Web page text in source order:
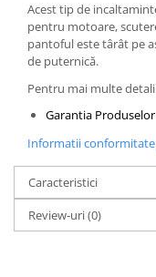
Acest tip de
pentru motoare,
pantoful este târât pe
de puternică.
Pentru mai multe
Garantia Produselor
Informatii
Caracteristici
Review-uri(0)